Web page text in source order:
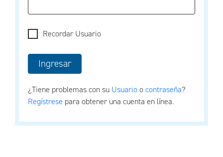
Recordar Usuario
¿Tiene problemas con su Usuarioocontraseña?
Regístrese para obtener una cuenta en línea.